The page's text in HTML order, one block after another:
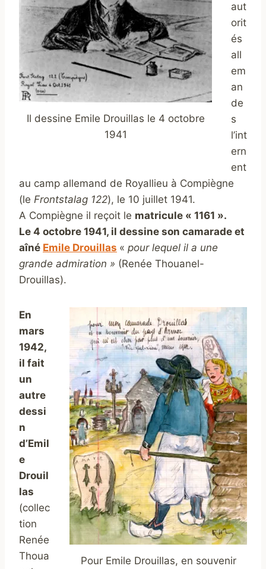
Il dessine Emile Drouillas le 4 octobre
1941
aut
orit
és
all
em
an
de
s
l’int
ern
ent
au camp allemand de Royallieu à Compiègne
(le Frontstalag 122), le 10 juillet 1941.
A Compiègne il reçoit le matricule « 1161 ».
Le 4 octobre 1941, il dessine son camarade et
aîné Emile Drouillas « pour lequel il a une
grande admiration » (Renée Thouanel-
Drouillas).
Pour Emile Drouillas, en souvenir
En
mars
1942,
il fait
un
autre
dessi
n
d’Emil
e
Drouil
las
(collec
tion
Renée
Thoua